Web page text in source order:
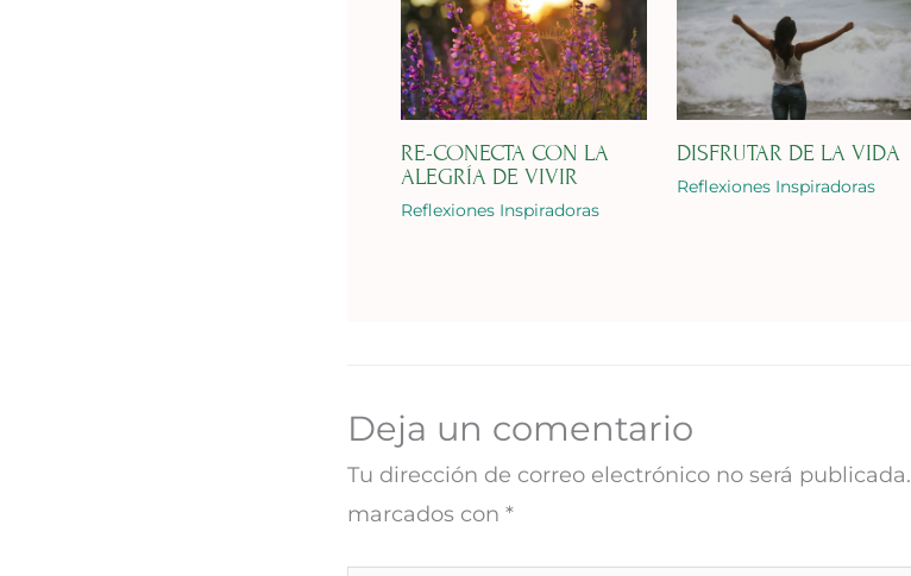
RE-CONECTA CON LA
ALEGRÍA DE VIVIR
Reflexiones Inspiradoras
DISFRUTAR DE LA VIDA
Reflexiones Inspiradoras
Deja un comentario
Tu dirección de correo electrónico no será publicada.
marcados con *